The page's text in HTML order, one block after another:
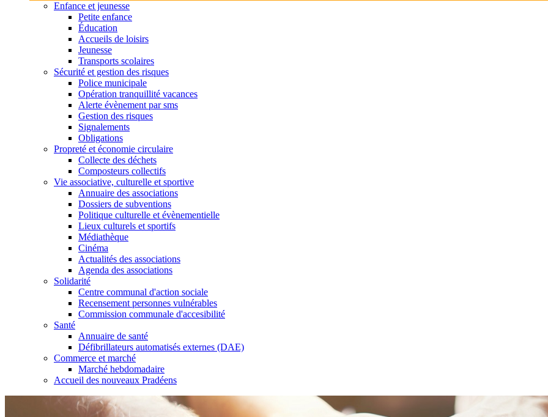
Enfance et jeunesse
Petite enfance
Éducation
Accueils de loisirs
Jeunesse
Transports scolaires
Sécurité et gestion des risques
Police municipale
Opération tranquillité vacances
Alerte évènement par sms
Gestion des risques
Signalements
Obligations
Propreté et économie circulaire
Collecte des déchets
Composteurs collectifs
Vie associative, culturelle et sportive
Annuaire des associations
Dossiers de subventions
Politique culturelle et évènementielle
Lieux culturels et sportifs
Médiathèque
Cinéma
Actualités des associations
Agenda des associations
Solidarité
Centre communal d'action sociale
Recensement personnes vulnérables
Commission communale d'accesibilité
Santé
Annuaire de santé
Défibrillateurs automatisés externes (DAE)
Commerce et marché
Marché hebdomadaire
Accueil des nouveaux Pradéens